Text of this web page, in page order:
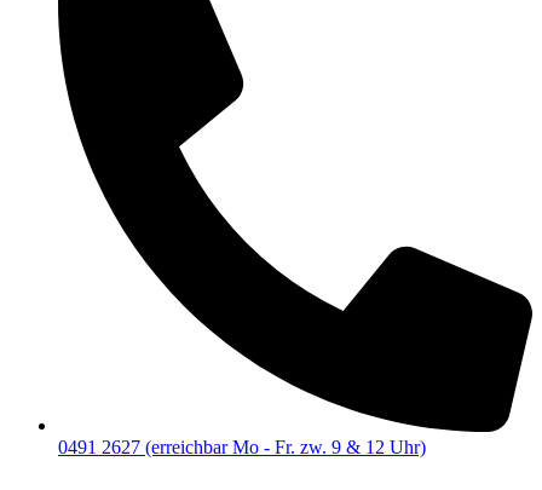
0491 2627 (erreichbar Mo - Fr. zw. 9 & 12 Uhr)